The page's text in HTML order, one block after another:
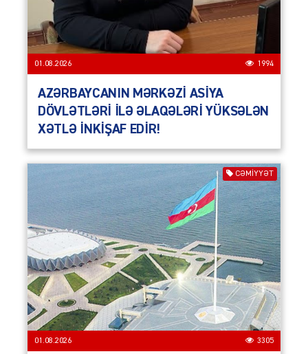
01.08.2026 1994
AZƏRBAYCANIN MƏRKƏZİ ASİYA
DÖVLƏTLƏRİ İLƏ ƏLAQƏLƏRİ YÜKSƏLƏN
XƏTLƏ İNKİŞAF EDİR!
CƏMIYYƏT
01.08.2026 3305